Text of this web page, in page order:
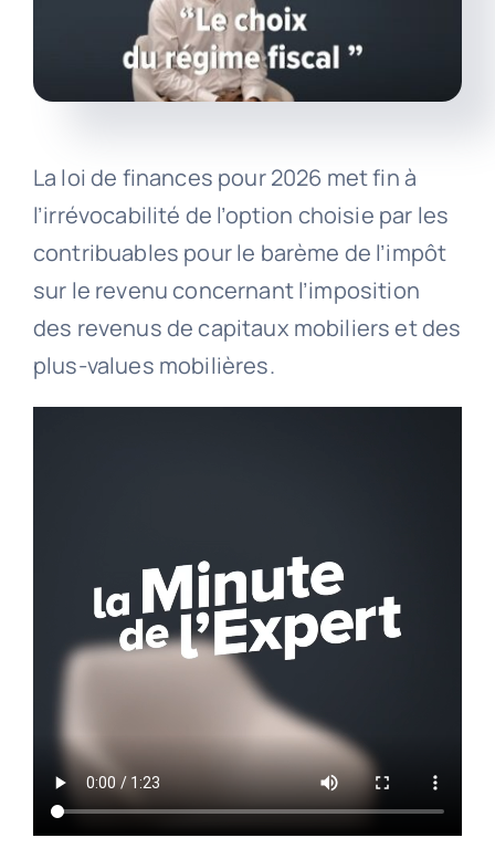
La loi de finances pour 2026 met fin à
l’irrévocabilité de l’option choisie par les
contribuables pour le barème de l’impôt
sur le revenu concernant l’imposition
des revenus de capitaux mobiliers et des
plus-values mobilières.